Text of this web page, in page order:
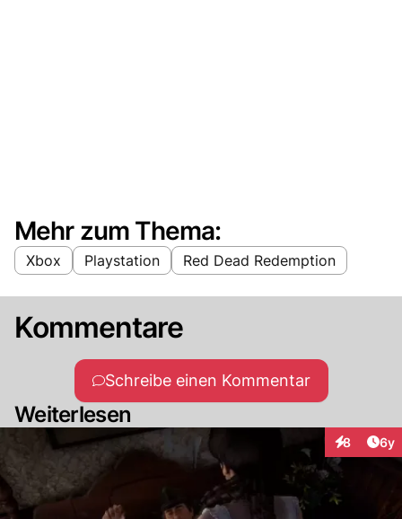
Mehr zum Thema:
Xbox Playstation Red Dead Redemption
Kommentare
Schreibe einen Kommentar
Weiterlesen
8 6y